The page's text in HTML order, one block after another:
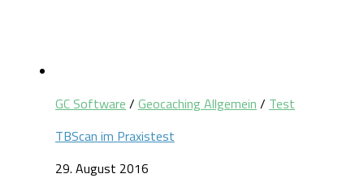
GC Software / Geocaching Allgemein / Test
TBScan im Praxistest
29. August 2016